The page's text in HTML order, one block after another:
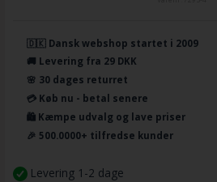
🇩🇰 Dansk webshop startet i 2009
🚚 Levering fra 29 DKK
🌸 30 dages returret
💳 Køb nu - betal senere
🛍️ Kæmpe udvalg og lave priser
🎉 500.0000+ tilfredse kunder
Levering 1-2 dage